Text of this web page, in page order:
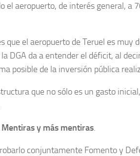
el aeropuerto, de interés general, a
que el aeropuerto de Teruel es muy
DGA da a entender el déficit, al
posible de la inversión pública
que no sólo es un gasto
y más mentiras.
conjuntamente Fomento y